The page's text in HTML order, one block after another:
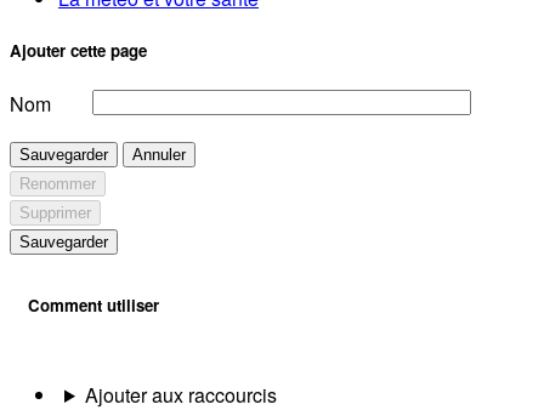
Ajouter cette page
Nom
Sauvegarder
Annuler
Renommer
Supprimer
Sauvegarder
Comment utiliser
Ajouter aux raccourcis